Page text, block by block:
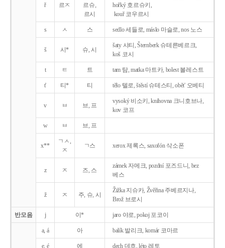
ř 르ㅈ
르슈,
르시
hořký 호르슈키,
kouř 코우르시
s ㅅ 스 sedlo 세들로, máslo 마슬로, nos 노스
š 시* 슈, 시
šaty 샤티, Šternberk 슈테른베르크,
koš 코시
t ㅌ 트 tam 탐, matka 마트카, bolest 볼레스트
t' 티* 티 tělo 텔로, štěstí 슈테스티, obět' 오베티
v ㅂ 브, 프
vysoký 비소키, knihovna 크니호브나,
kov 코프
w ㅂ 브, 프
x**
ㄱㅅ,
ㅈ
ㄱ스 xerox 제록스, saxofón 삭소폰
z ㅈ 즈, 스
zámek 자메크, pozdní 포즈드니, bez
베스
ž ㅈ 주, 슈, 시
Žižka 지슈카, Žvěřina 주베르지나,
Brož 브로시
반모음 j 이* jaro 야로, pokoj 포코이
a, á 아 balík 발리크, komár 코마르
e, é 에 dech 데흐, léto 레토